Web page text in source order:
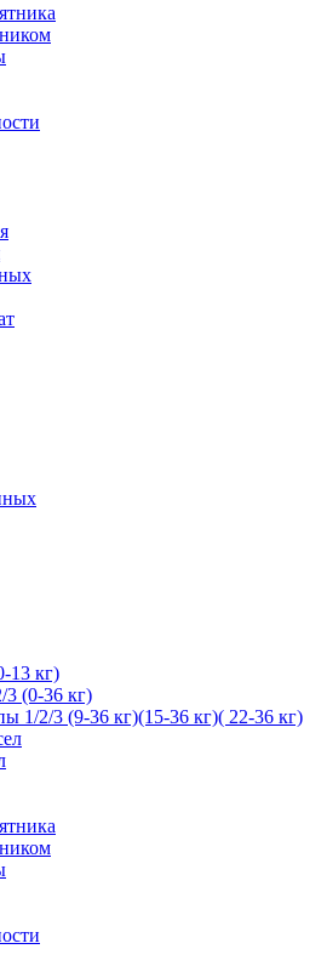
13 кг)
3 (0-36 кг)
1/2/3 (9-36 кг)(15-36 кг)( 22-36 кг)